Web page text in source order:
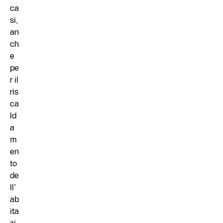
ca
si,
an
ch
e
pe
r il
ris
ca
ld
a
m
en
to
de
ll’
ab
ita